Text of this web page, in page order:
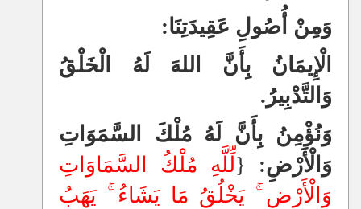
وَمِنْ أُصُولِ عَقِيدَتِنَا:
الْإِيمَانُ بِأَنَّ اللهَ لَهُ الْخَلْقُ
وَالتَّدْبِيرُ.
وَنُؤْمِنُ بِأَنَّ لَهُ مُلْكَ السَّمَوَاتِ
وَالْأَرْضِ: {لِّلَّهِ مُلْكُ السَّمَاوَاتِ
وَالْأَرْضِ يَخْلُقُ مَا يَشَاءُ يَهَبُ